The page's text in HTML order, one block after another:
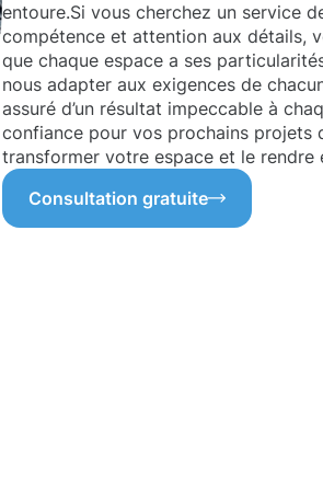
entoure.Si vous cherchez un service
compétence et attention aux détails,
que chaque espace a ses
nous adapter aux exigences de
assuré d’un résultat impeccable à
confiance pour vos prochains projets
transformer votre espace et le rendre
Consultation gratuite